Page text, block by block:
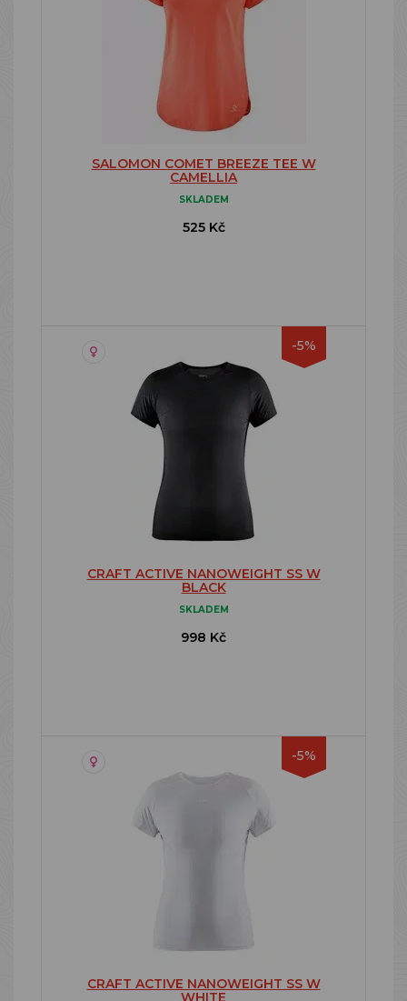
SALOMON COMET BREEZE TEE W
CAMELLIA
SKLADEM
525 Kč
-5%
CRAFT ACTIVE NANOWEIGHT SS W
BLACK
SKLADEM
998 Kč
-5%
CRAFT ACTIVE NANOWEIGHT SS W
WHITE